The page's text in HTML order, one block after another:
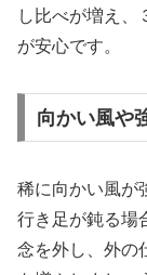
し比べが増え、
が安心です。
向かい風や
稀に向かい風が
行き足が鈍る場
念を外し、外の